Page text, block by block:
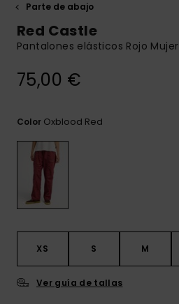
Encuentra
Parte de abajo
Red Castle
Pantalones elásticos Rojo Mujer
75,00 €
Color Oxblood Red
XS S M
Ver guía de tallas